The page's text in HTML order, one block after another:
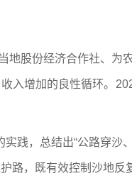
地股份经济合作社、为
入增加的良性循环。
践，总结出“公路穿沙
路，既有效控制沙地反